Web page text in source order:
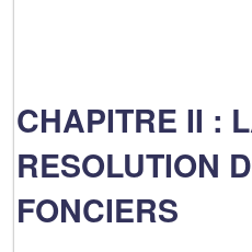
CHAPITRE II :
RESOLUTION
FONCIERS